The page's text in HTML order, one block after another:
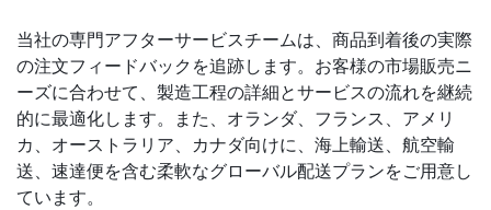
当社の専門アフターサービスチームは、商品到着後の実際
の注文フィードバックを追跡します。お客様の市場販売ニ
ーズに合わせて、製造工程の詳細とサービスの流れを継続
的に最適化します。また、オランダ、フランス、アメリ
カ、オーストラリア、カナダ向けに、海上輸送、航空輸
送、速達便を含む柔軟なグローバル配送プランをご用意し
ています。